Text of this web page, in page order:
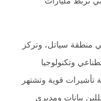
سياتل، وتركز
وتكنولوجيا
تأشيرات قوية وتشتهر
بيانات ومديري